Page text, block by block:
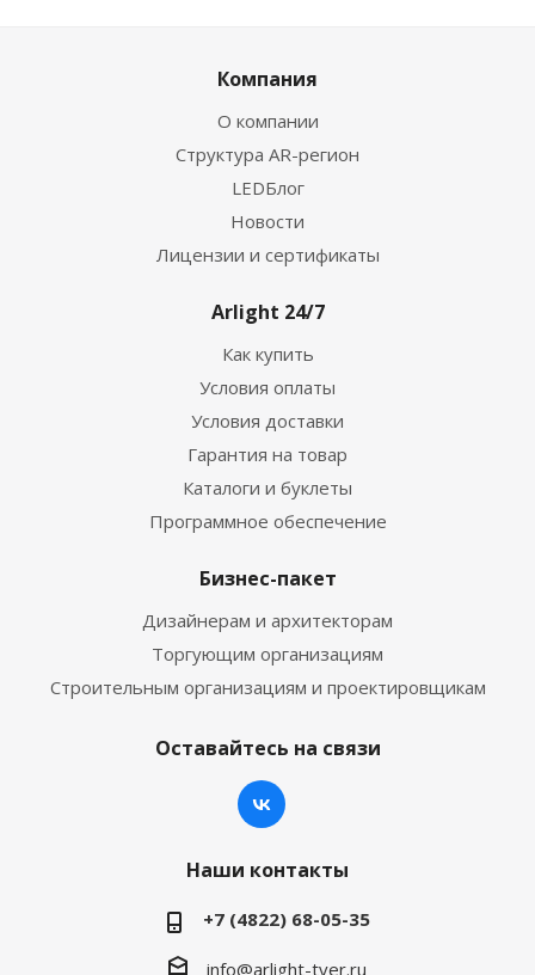
Компания
О компании
Структура AR-регион
LEDБлог
Новости
Лицензии и сертификаты
Arlight 24/7
Как купить
Условия оплаты
Условия доставки
Гарантия на товар
Каталоги и буклеты
Программное обеспечение
Бизнес-пакет
Дизайнерам и архитекторам
Торгующим организациям
Строительным организациям и проектировщикам
Оставайтесь на связи
Наши контакты
+7 (4822) 68-05-35
info@arlight-tver.ru